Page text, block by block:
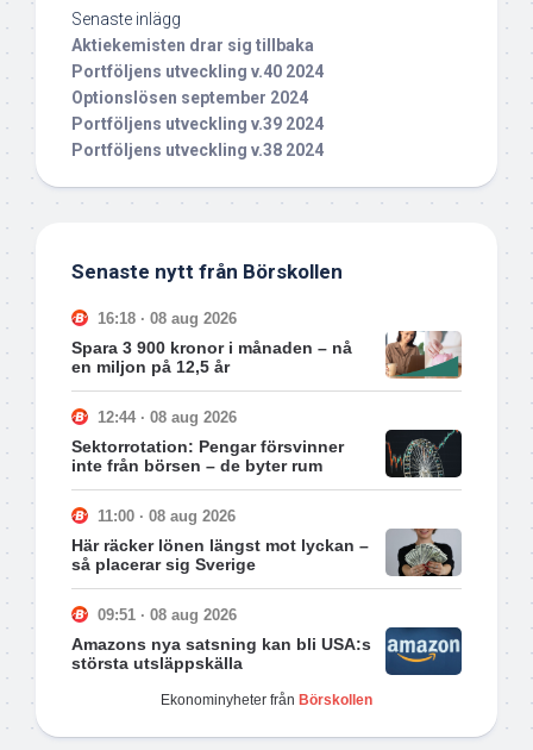
Senaste inlägg
Aktiekemisten drar sig tillbaka
Portföljens utveckling v.40 2024
Optionslösen september 2024
Portföljens utveckling v.39 2024
Portföljens utveckling v.38 2024
Senaste nytt från Börskollen
16:18 · 08 aug 2026
Spara 3 900 kronor i månaden – nå
en miljon på 12,5 år
12:44 · 08 aug 2026
Sektorrotation: Pengar försvinner
inte från börsen – de byter rum
11:00 · 08 aug 2026
Här räcker lönen längst mot lyckan –
så placerar sig Sverige
09:51 · 08 aug 2026
Amazons nya satsning kan bli USA:s
största utsläppskälla
Ekonominyheter från Börskollen